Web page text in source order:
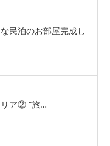
民泊のお部屋完成し
ア② “旅…